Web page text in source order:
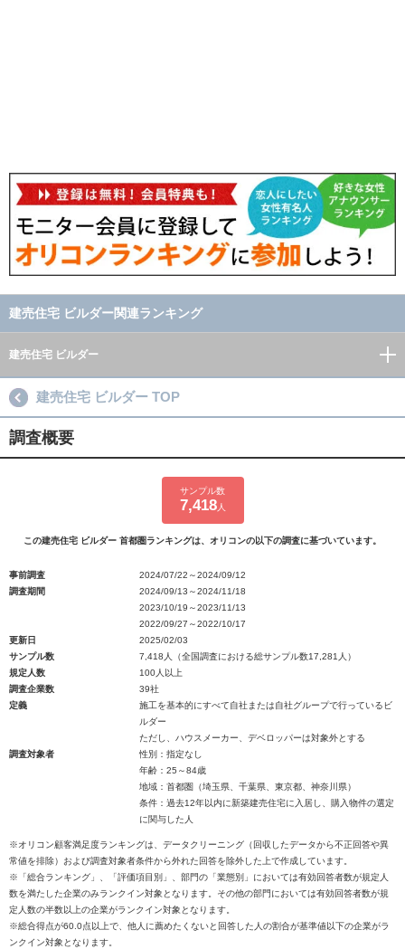
建売住宅 ビルダー関連ランキング
建売住宅 ビルダー
建売住宅 ビルダー TOP
調査概要
サンプル数
7,418人
この建売住宅 ビルダー 首都圏ランキングは、オリコンの以下の調査に基づいています。
事前調査
2024/07/22～2024/09/12
調査期間
2024/09/13～2024/11/18
2023/10/19～2023/11/13
2022/09/27～2022/10/17
更新日
2025/02/03
サンプル数
7,418人（全国調査における総サンプル数17,281人）
規定人数
100人以上
調査企業数
39社
定義
施工を基本的にすべて自社または自社グループで行っているビ
ルダー
ただし、ハウスメーカー、デベロッパーは対象外とする
調査対象者
性別：指定なし
年齢：25～84歳
地域：首都圏（埼玉県、千葉県、東京都、神奈川県）
条件：過去12年以内に新築建売住宅に入居し、購入物件の選定
に関与した人
※オリコン顧客満足度ランキングは、データクリーニング（回収したデータから不正回答や異
常値を排除）および調査対象者条件から外れた回答を除外した上で作成しています。
※「総合ランキング」、「評価項目別」、部門の「業態別」においては有効回答者数が規定人
数を満たした企業のみランクイン対象となります。その他の部門においては有効回答者数が規
定人数の半数以上の企業がランクイン対象となります。
※総合得点が60.0点以上で、他人に薦めたくないと回答した人の割合が基準値以下の企業がラ
ンクイン対象となります。